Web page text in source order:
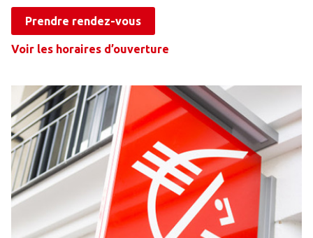
Prendre rendez-vous
Voir les horaires d’ouverture